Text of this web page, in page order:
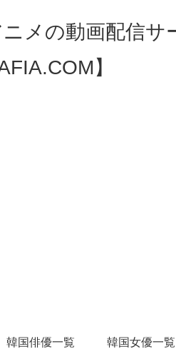
メの動画配信サ
】
韓国俳優一覧 韓国女優一覧